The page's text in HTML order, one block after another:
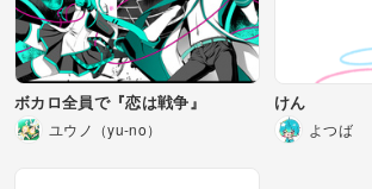
ボカロ全員で『恋は戦争』
ユウノ（yu-no）
けん
よつば